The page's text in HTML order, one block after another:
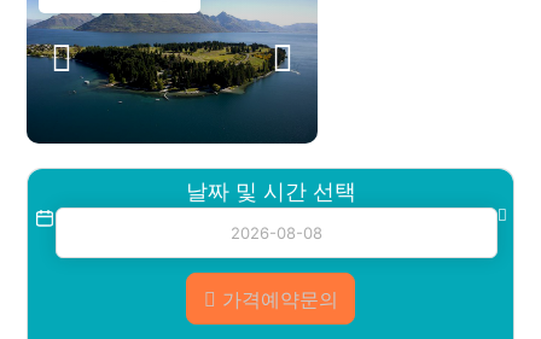
날짜 및 시간 선택
가격예약문의